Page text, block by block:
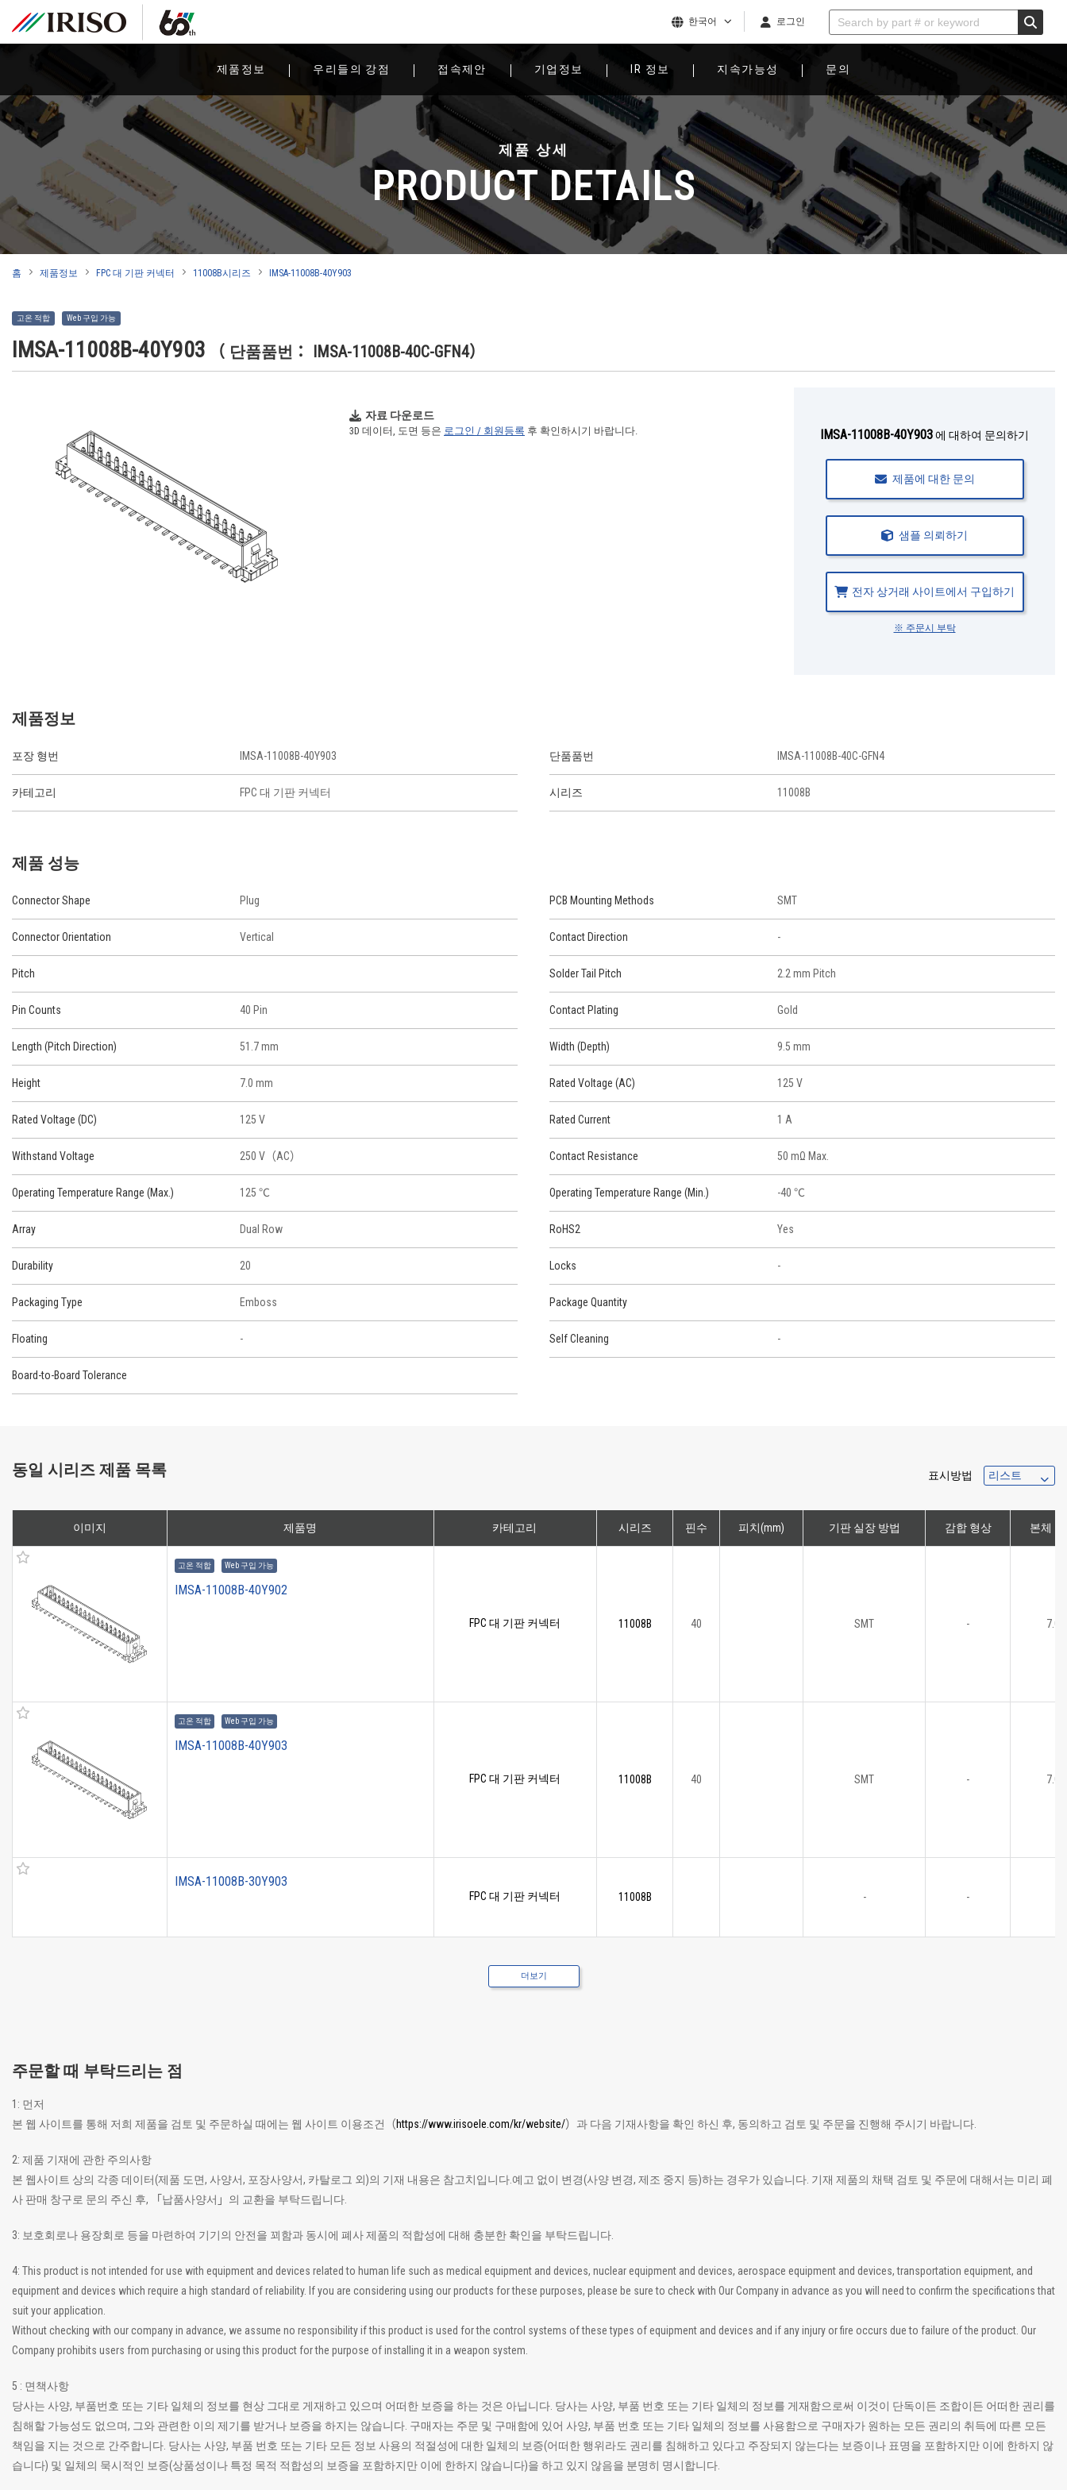
한국어 로그인
제품정보 우리들의 강점 접속제안 기업정보 IR 정보 지속가능성 문의
제품 상세
PRODUCT DETAILS
홈 제품정보 FPC 대 기판 커넥터 11008B시리즈 IMSA-11008B-40Y903
고온 적합 Web 구입 가능
IMSA-11008B-40Y903 （ 단품품번： IMSA-11008B-40C-GFN4）
자료 다운로드
3D 데이터, 도면 등은 로그인 / 회원등록 후 확인하시기 바랍니다. IMSA-11008B-40Y903에 대하여 문의하기
제품에 대한 문의
샘플 의뢰하기
전자 상거래 사이트에서 구입하기
※ 주문시 부탁
제품정보
포장 형번 IMSA-11008B-40Y903 단품품번 IMSA-11008B-40C-GFN4
카테고리 FPC 대 기판 커넥터 시리즈 11008B
제품 성능
Connector Shape Plug PCB Mounting Methods SMT
Connector Orientation Vertical Contact Direction -
Pitch Solder Tail Pitch 2.2 mm Pitch
Pin Counts 40 Pin Contact Plating Gold
Length (Pitch Direction) 51.7 mm Width (Depth) 9.5 mm
Height 7.0 mm Rated Voltage (AC) 125 V
Rated Voltage (DC) 125 V Rated Current 1 A
Withstand Voltage 250 V（AC） Contact Resistance 50 mΩ Max.
Operating Temperature Range (Max.) 125 ℃ Operating Temperature Range (Min.) -40 ℃
Array Dual Row RoHS2 Yes
Durability 20 Locks -
Packaging Type Emboss Package Quantity
Floating - Self Cleaning -
Board-to-Board Tolerance
동일 시리즈 제품 목록 표시방법
이미지 제품명 카테고리 시리즈 핀수 피치(mm) 기판 실장 방법 감합 형상 본체
고온 적합 Web 구입 가능
IMSA-11008B-40Y902
FPC 대 기판 커넥터 11008B 40 SMT - 7.0
고온 적합 Web 구입 가능
IMSA-11008B-40Y903
FPC 대 기판 커넥터 11008B 40 SMT - 7.0
IMSA-11008B-30Y903
FPC 대 기판 커넥터 11008B - -
더보기
주문할 때 부탁드리는 점
1: 먼저
본 웹 사이트를 통해 저희 제품을 검토 및 주문하실 때에는 웹 사이트 이용조건（https://www.irisoele.com/kr/website/）과 다음 기재사항을 확인 하신 후, 동의하고 검토 및 주문을 진행해 주시기 바랍니다.
2: 제품 기재에 관한 주의사항
본 웹사이트 상의 각종 데이터(제품 도면, 사양서, 포장사양서, 카탈로그 외)의 기재 내용은 참고치입니다.예고 없이 변경(사양 변경, 제조 중지 등)하는 경우가 있습니다. 기재 제품의 채택 검토 및 주문에 대해서는 미리 폐
사 판매 창구로 문의 주신 후, 「납품사양서」의 교환을 부탁드립니다.
3: 보호회로나 용장회로 등을 마련하여 기기의 안전을 꾀함과 동시에 폐사 제품의 적합성에 대해 충분한 확인을 부탁드립니다.
4: This product is not intended for use with equipment and devices related to human life such as medical equipment and devices, nuclear equipment and devices, aerospace equipment and devices, transportation equipment, and
equipment and devices which require a high standard of reliability. If you are considering using our products for these purposes, please be sure to check with Our Company in advance as you will need to confirm the specifications that
suit your application.
Without checking with our company in advance, we assume no responsibility if this product is used for the control systems of these types of equipment and devices and if any injury or fire occurs due to failure of the product. Our
Company prohibits users from purchasing or using this product for the purpose of installing it in a weapon system.
5 : 면책사항
당사는 사양, 부품번호 또는 기타 일체의 정보를 현상 그대로 게재하고 있으며 어떠한 보증을 하는 것은 아닙니다. 당사는 사양, 부품 번호 또는 기타 일체의 정보를 게재함으로써 이것이 단독이든 조합이든 어떠한 권리를
침해할 가능성도 없으며, 그와 관련한 이의 제기를 받거나 보증을 하지는 않습니다. 구매자는 주문 및 구매함에 있어 사양, 부품 번호 또는 기타 일체의 정보를 사용함으로 구매자가 원하는 모든 권리의 취득에 따른 모든
책임을 지는 것으로 간주합니다. 당사는 사양, 부품 번호 또는 기타 모든 정보 사용의 적절성에 대한 일체의 보증(어떠한 행위라도 권리를 침해하고 있다고 주장되지 않는다는 보증이나 표명을 포함하지만 이에 한하지 않
습니다) 및 일체의 묵시적인 보증(상품성이나 특정 목적 적합성의 보증을 포함하지만 이에 한하지 않습니다)을 하고 있지 않음을 분명히 명시합니다.